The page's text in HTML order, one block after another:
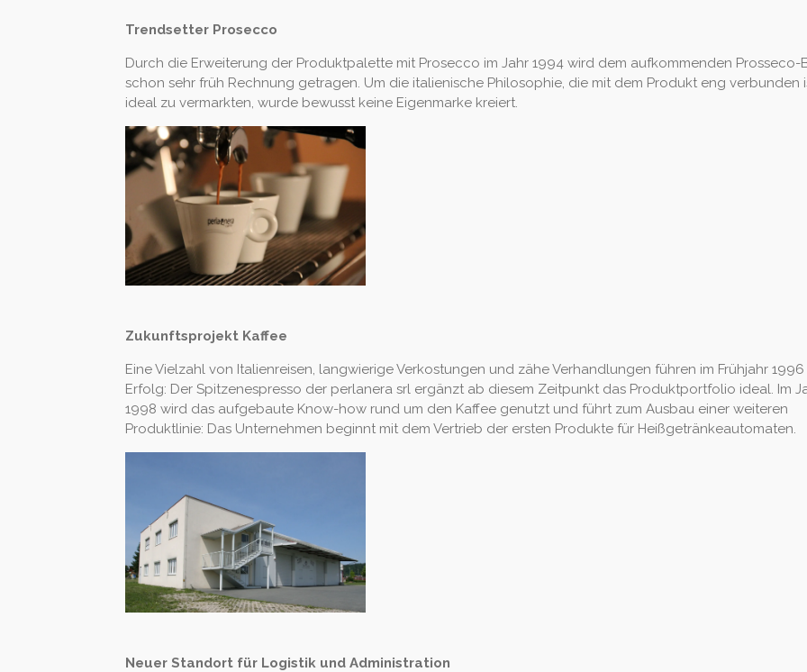
Trendsetter Prosecco
Durch die Erweiterung der Produktpalette mit Prosecco im Jahr 1994 wird dem aufkommenden Prosseco-
schon sehr früh Rechnung getragen. Um die italienische Philosophie, die mit dem Produkt eng verbunden
ideal zu vermarkten, wurde bewusst keine Eigenmarke kreiert.
Zukunftsprojekt Kaffee
Eine Vielzahl von Italienreisen, langwierige Verkostungen und zähe Verhandlungen führen im Frühjahr
Erfolg: Der Spitzenespresso der perlanera srl ergänzt ab diesem Zeitpunkt das Produktportfolio ideal. Im
1998 wird das aufgebaute Know-how rund um den Kaffee genutzt und führt zum Ausbau einer weiteren
Produktlinie: Das Unternehmen beginnt mit dem Vertrieb der ersten Produkte für Heißgetränkeautomaten.
Neuer Standort für Logistik und Administration